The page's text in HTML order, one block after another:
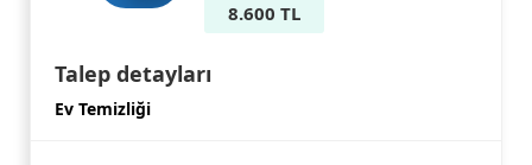
8.600 TL
Talep detayları
Ev Temizliği